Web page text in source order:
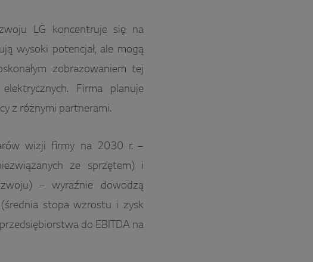
LG koncentruje się na
wysoki potencjał, ale mogą
zobrazowaniem tej
Firma planuje
z różnymi partnerami.
wizji firmy na 2030 r. –
ze sprzętem) i
– wyraźnie dowodzą
stopa wzrostu i zysk
do EBITDA na